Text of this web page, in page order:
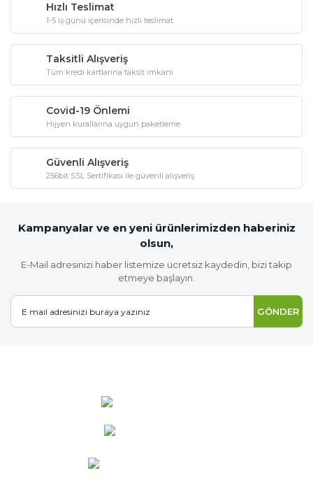
Hızlı Teslimat
1-5 iş günü içerisinde hızlı teslimat
Taksitli Alışveriş
Tüm kredi kartlarına taksit imkanı
Covid-19 Önlemi
Hijyen kurallarına uygun paketleme
Güvenli Alışveriş
256bit SSL Sertifikası ile güvenli alışveriş
Kampanyalar ve en yeni ürünlerimizden haberiniz
olsun,
E-Mail adresinizi haber listemize ücretsiz kaydedin, bizi takip
etmeye başlayın.
GÖNDER